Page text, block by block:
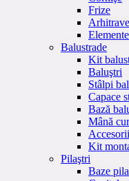
Frize
Arhitrave
Balustrade
Kit
Baluştri
Stâlpi
Capace
Bază
Mână
Kit
Pilaştri
Baze